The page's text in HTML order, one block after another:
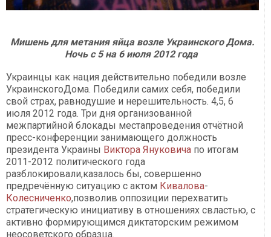
Мишень для метания яйца возле Украинского Дома.
Ночь с 5 на 6 июля 2012 года
Украинцы как нация действительно победили возле
УкраинскогоДома. Победили самих себя, победили
свой страх, равнодушие и нерешительность. 4,5, 6
июля 2012 года. Три дня организованной
межпартийной блокады местапроведения отчётной
пресс-конференции занимающего должность
президента Украины Виктора Януковича по итогам
2011-2012 политического года
разблокировали,казалось бы, совершенно
предречённую ситуацию с актом Кивалова-
Колесниченко,позволив оппозиции перехватить
стратегическую инициативу в отношениях свластью, с
активно формирующимся диктаторским режимом
неосоветского образца.